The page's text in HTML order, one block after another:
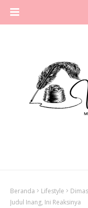
Beranda Lifestyle
Judul Inang, Ini Reaksinya